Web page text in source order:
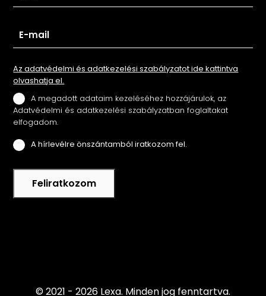
Az adatvédelmi és adatkezelési szabályzatot ide kattintva
olvashatja el.
A megadott adataim kezeléséhez hozzájárulok, az
Adatvédelmi és adatkezelési szabályzatban foglaltakat
elfogadom.
A hírlevélre önszántamból iratkozom fel.
Feliratkozom
© 2021 - 2026 Lexa. Minden jog fenntartva.